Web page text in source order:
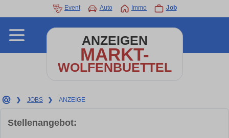
Event Auto Immo Job
ANZEIGEN
MARKT-
WOLFENBUETTEL
❯ JOBS ❯ ANZEIGE
Stellenangebot: